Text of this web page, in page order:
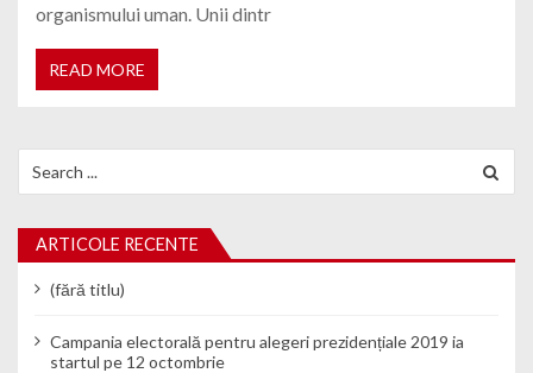
organismului uman. Unii dintr
READ MORE
ARTICOLE RECENTE
(fără titlu)
Campania electorală pentru alegeri prezidențiale 2019 ia
startul pe 12 octombrie